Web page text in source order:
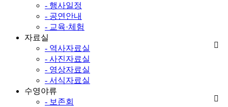
- 행사일정
- 공연안내
- 교육·체험
자료실
- 역사자료실
- 사진자료실
- 영상자료실
- 서식자료실
수영야류
- 보존회